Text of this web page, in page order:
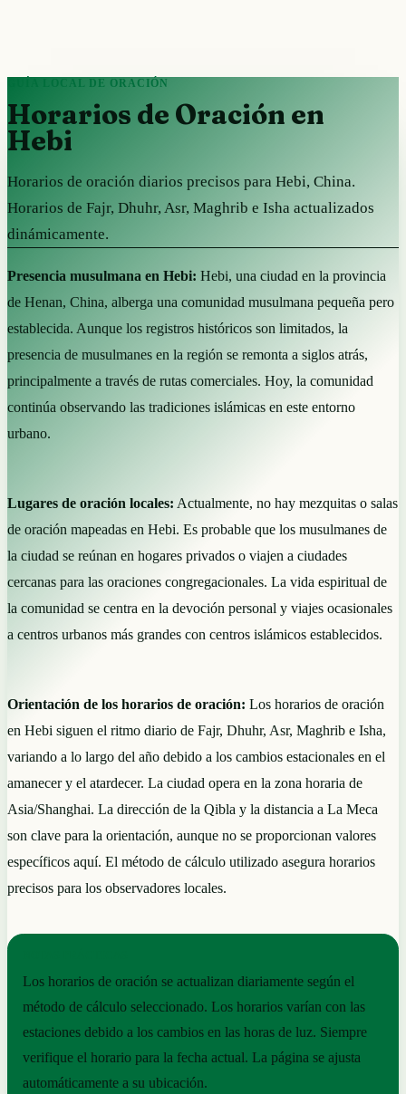
GUÍA LOCAL DE ORACIÓN
Horarios de Oración en
Hebi
Horarios de oración diarios precisos para Hebi, China.
Horarios de Fajr, Dhuhr, Asr, Maghrib e Isha actualizados
dinámicamente.
Presencia musulmana en Hebi: Hebi, una ciudad en la provincia
de Henan, China, alberga una comunidad musulmana pequeña pero
establecida. Aunque los registros históricos son limitados, la
presencia de musulmanes en la región se remonta a siglos atrás,
principalmente a través de rutas comerciales. Hoy, la comunidad
continúa observando las tradiciones islámicas en este entorno
urbano.
Lugares de oración locales: Actualmente, no hay mezquitas o salas
de oración mapeadas en Hebi. Es probable que los musulmanes de
la ciudad se reúnan en hogares privados o viajen a ciudades
cercanas para las oraciones congregacionales. La vida espiritual de
la comunidad se centra en la devoción personal y viajes ocasionales
a centros urbanos más grandes con centros islámicos establecidos.
Orientación de los horarios de oración: Los horarios de oración
en Hebi siguen el ritmo diario de Fajr, Dhuhr, Asr, Maghrib e Isha,
variando a lo largo del año debido a los cambios estacionales en el
amanecer y el atardecer. La ciudad opera en la zona horaria de
Asia/Shanghai. La dirección de la Qibla y la distancia a La Meca
son clave para la orientación, aunque no se proporcionan valores
específicos aquí. El método de cálculo utilizado asegura horarios
precisos para los observadores locales.
Los horarios de oración se actualizan diariamente según el
método de cálculo seleccionado. Los horarios varían con las
estaciones debido a los cambios en las horas de luz. Siempre
verifique el horario para la fecha actual. La página se ajusta
automáticamente a su ubicación.